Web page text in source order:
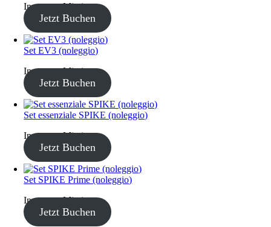
Inventory Missing
Jetzt Buchen
Set EV3 (noleggio)
Inventory Missing
Jetzt Buchen
Set essenziale SPIKE (noleggio)
Inventory Missing
Jetzt Buchen
Set SPIKE Prime (noleggio)
Inventory Missing
Jetzt Buchen